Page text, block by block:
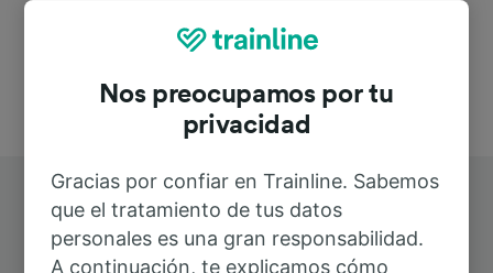
Nos preocupamos por tu
privacidad
Gracias por confiar en Trainline. Sabemos
que el tratamiento de tus datos
personales es una gran responsabilidad.
A continuación, te explicamos cómo